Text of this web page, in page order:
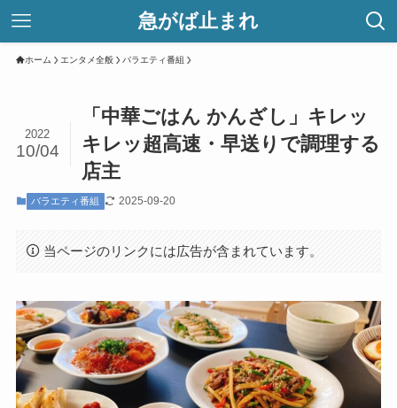
急がば止まれ
ホーム エンタメ全般 バラエティ番組
「中華ごはん かんざし」キレッ
キレッ超高速・早送りで調理する
店主
2022
10/04
バラエティ番組 2025-09-20
当ページのリンクには広告が含まれています。